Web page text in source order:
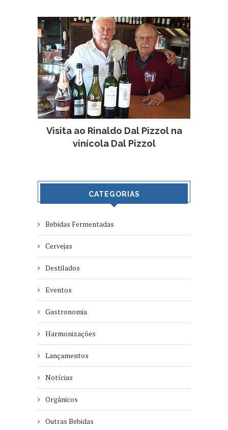
Visita ao Rinaldo Dal Pizzol na
vinícola Dal Pizzol
CATEGORIAS
Bebidas Fermentadas
Cervejas
Destilados
Eventos
Gastronomia
Harmonizações
Lançamentos
Notícias
Orgânicos
Outras Bebidas